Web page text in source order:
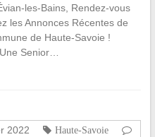
les-Bains, Rendez-vous
les Annonces Récentes de
de Haute-Savoie !
Senior…
2022
Haute-Savoie